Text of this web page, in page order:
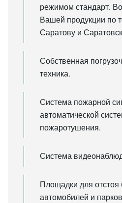
режимом стандарт.
Вашей продукции по
Саратову и
Собственная
техника.
Система пожарной
автоматической
пожаротушения.
Система
Площадки для
автомобилей и